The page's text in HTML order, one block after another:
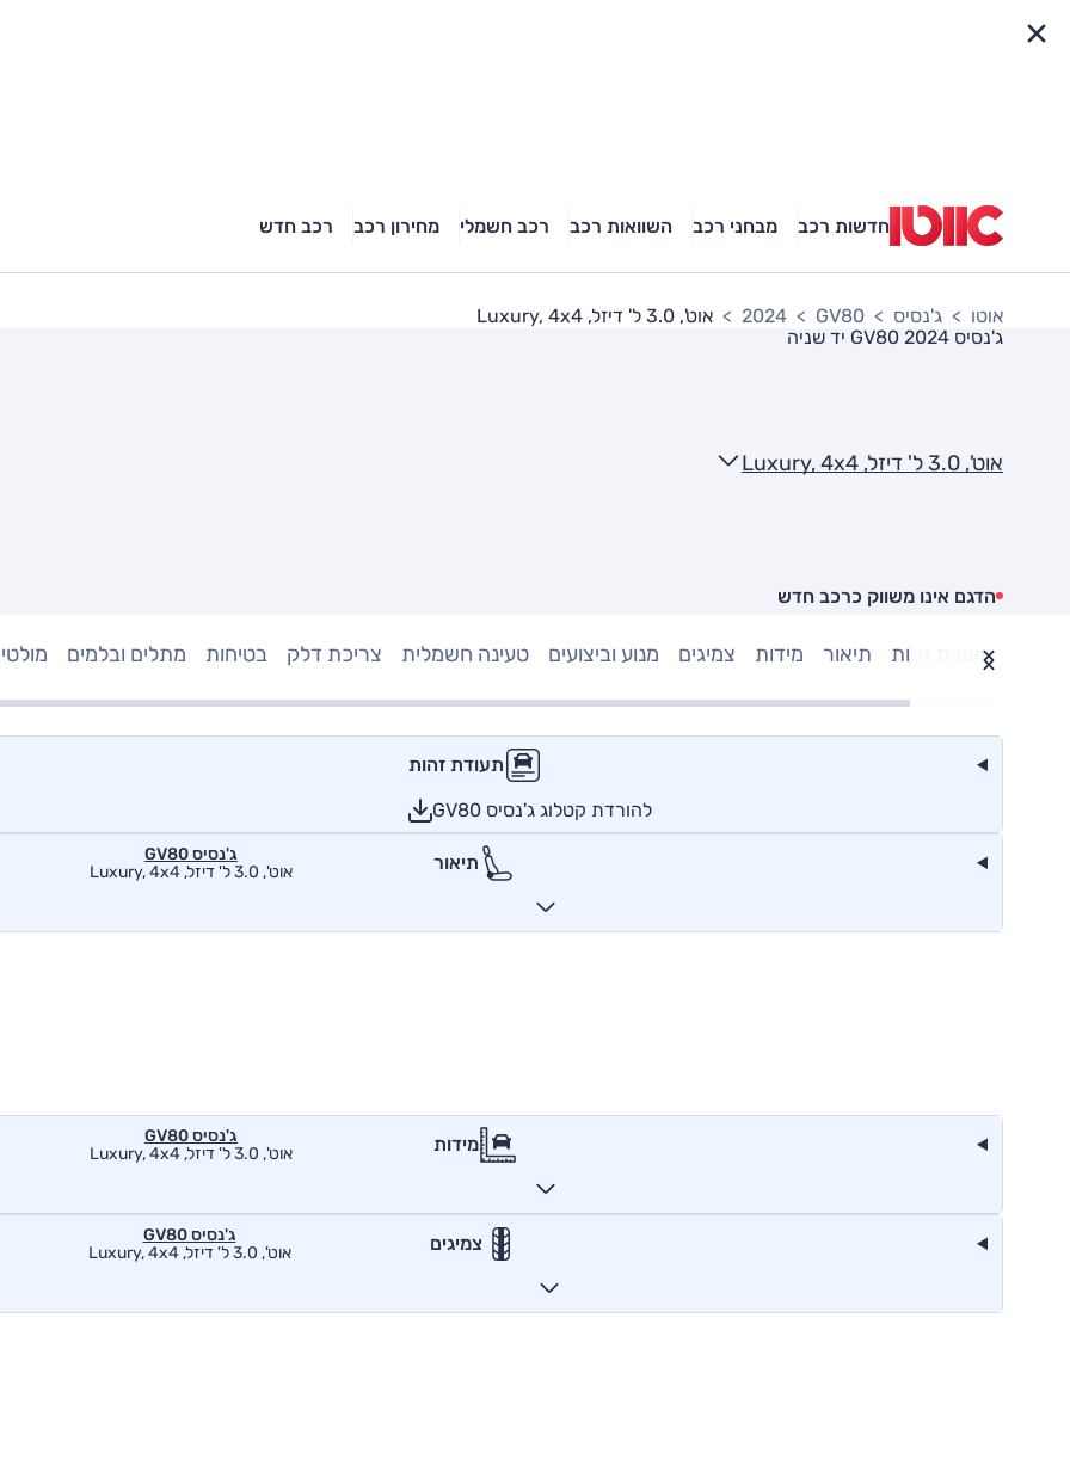
חדשות רכב מבחני רכב השוואות רכב רכב חשמלי מחירון רכב רכב חדש
אוטו ג'נסיס GV80
2024
אוט', 3.0 ל' דיזל, Luxury, 4x4
ג'נסיס GV80 2024
יד שניה
אוט', 3.0 ל' דיזל, Luxury, 4x4
הדגם אינו משווק כרכב חדש
תעודת זהות תיאור מידות צמיגים מנוע וביצועים טעינה חשמלית צריכת דלק בטיחות מתלים ובלמים
תעודת זהות
להורדת קטלוג ג'נסיס GV80
תיאור
ג'נסיס GV80
אוט', 3.0 ל' דיזל, Luxury, 4x4
מידות
ג'נסיס GV80
אוט', 3.0 ל' דיזל, Luxury, 4x4
צמיגים
ג'נסיס GV80
אוט', 3.0 ל' דיזל, Luxury, 4x4